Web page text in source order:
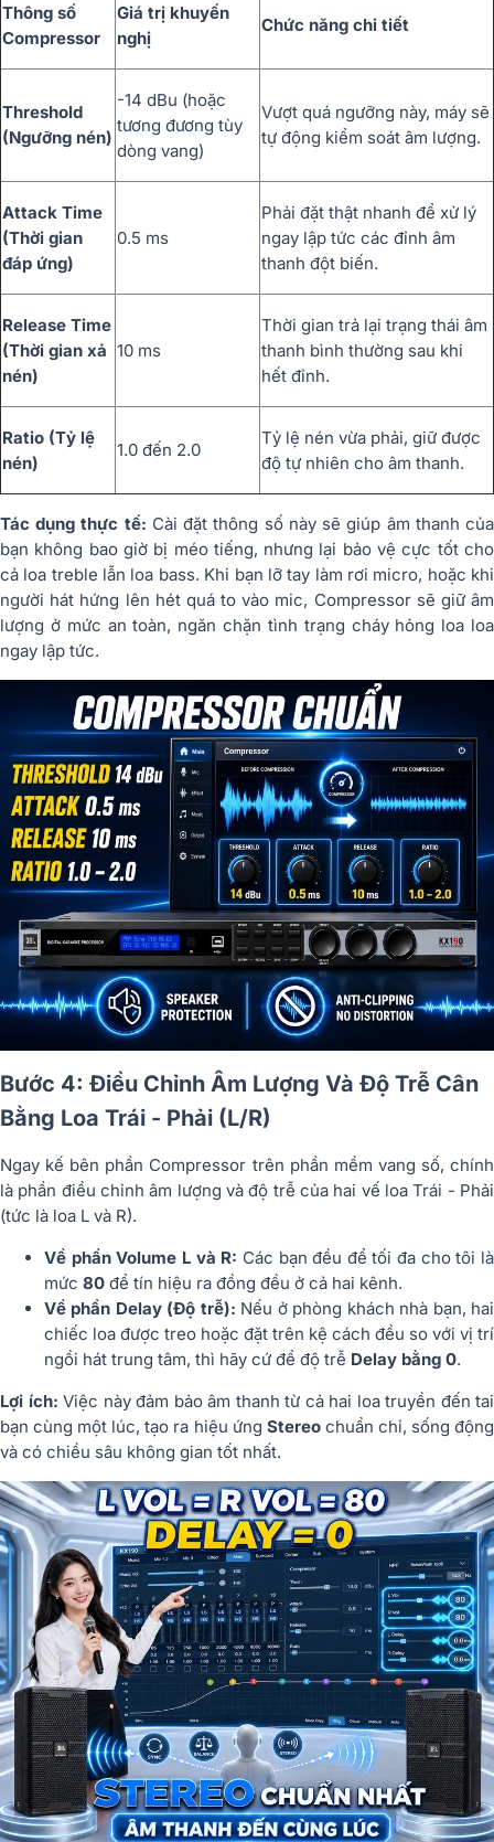
Thông số
Compressor
Giá trị khuyến
nghị
Chức năng chi tiết
Threshold
(Ngưỡng nén)
-14 dBu (hoặc
tương đương tùy
dòng vang)
Vượt quá ngưỡng này, máy sẽ
tự động kiểm soát âm lượng.
Attack Time
(Thời gian
đáp ứng)
0.5 ms
Phải đặt thật nhanh để xử lý
ngay lập tức các đỉnh âm
thanh đột biến.
Release Time
(Thời gian xả
nén)
10 ms
Thời gian trả lại trạng thái âm
thanh bình thường sau khi
hết đỉnh.
Ratio (Tỷ lệ
nén)
1.0 đến 2.0
Tỷ lệ nén vừa phải, giữ được
độ tự nhiên cho âm thanh.
Tác dụng thực tế: Cài đặt thông số này sẽ giúp âm thanh của
bạn không bao giờ bị méo tiếng, nhưng lại bảo vệ cực tốt cho
cả loa treble lẫn loa bass. Khi bạn lỡ tay làm rơi micro, hoặc khi
người hát hứng lên hét quá to vào mic, Compressor sẽ giữ âm
lượng ở mức an toàn, ngăn chặn tình trạng cháy hỏng loa loa
ngay lập tức.
Bước 4: Điều Chỉnh Âm Lượng Và Độ Trễ Cân
Bằng Loa Trái - Phải (L/R)
Ngay kế bên phần Compressor trên phần mềm vang số, chính
là phần điều chỉnh âm lượng và độ trễ của hai vế loa Trái - Phải
(tức là loa L và R).
Về phần Volume L và R: Các bạn đều để tối đa cho tôi là
mức 80 để tín hiệu ra đồng đều ở cả hai kênh.
Về phần Delay (Độ trễ): Nếu ở phòng khách nhà bạn, hai
chiếc loa được treo hoặc đặt trên kệ cách đều so với vị trí
ngồi hát trung tâm, thì hãy cứ để độ trễ Delay bằng 0.
Lợi ích: Việc này đảm bảo âm thanh từ cả hai loa truyền đến tai
bạn cùng một lúc, tạo ra hiệu ứng Stereochuẩn chỉ, sống động
và có chiều sâu không gian tốt nhất.